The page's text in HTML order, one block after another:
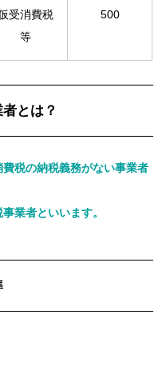
受消費税
等
500
とは？
税の納税義務がない事業者
業者といいます。